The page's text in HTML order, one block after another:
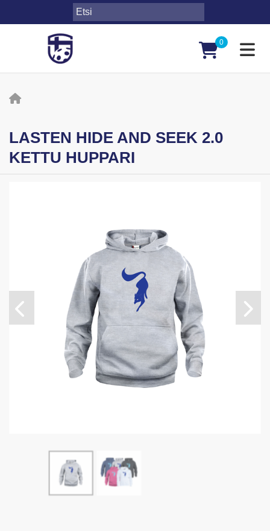
0
LASTEN HIDE AND SEEK 2.0
KETTU HUPPARI